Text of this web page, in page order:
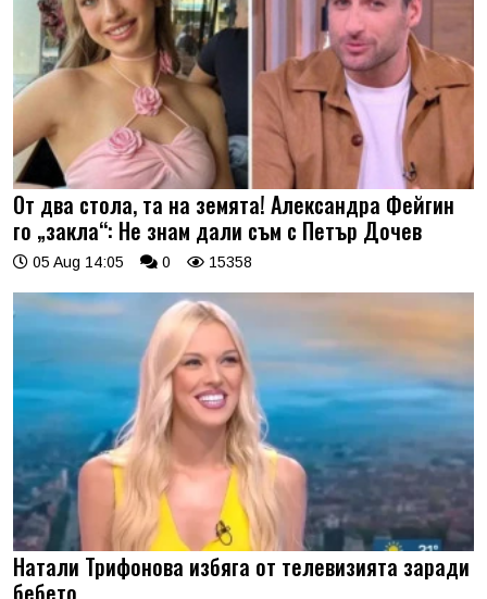
От два стола, та на земята! Александра Фейгин
го „закла“: Не знам дали съм с Петър Дочев
05 Aug 14:05 0 15358
Натали Трифонова избяга от телевизията заради